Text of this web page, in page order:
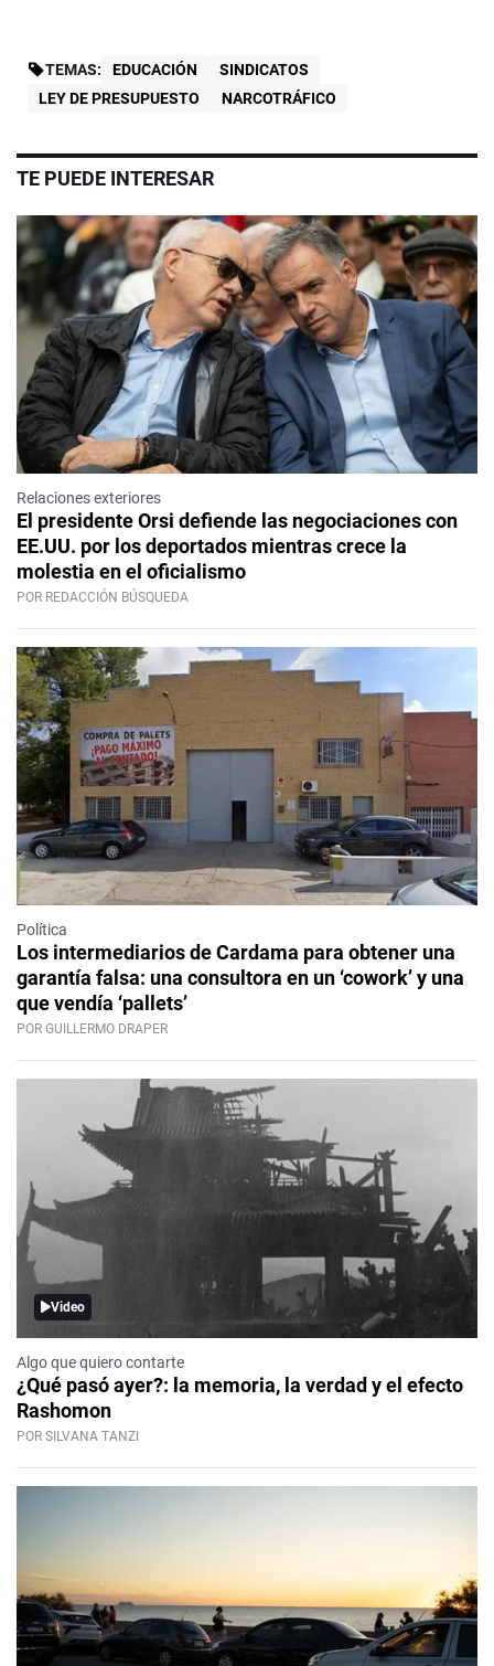
TEMAS: EDUCACIÓN
SINDICATOS
LEY DE PRESUPUESTO
NARCOTRÁFICO
TE PUEDE INTERESAR
Relaciones exteriores
El presidente Orsi defiende las negociaciones con
EE.UU. por los deportados mientras crece la
molestia en el oficialismo
POR REDACCIÓN BÚSQUEDA
Política
Los intermediarios de Cardama para obtener una
garantía falsa: una consultora en un ‘cowork’ y una
que vendía ‘pallets’
POR GUILLERMO DRAPER
Video
Algo que quiero contarte
¿Qué pasó ayer?: la memoria, la verdad y el efecto
Rashomon
POR SILVANA TANZI